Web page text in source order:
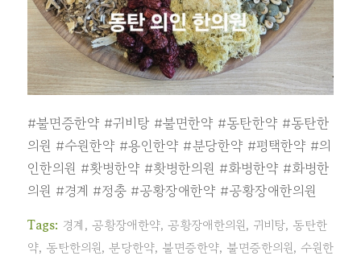
#불면증한약 #귀비탕 #불면한약 #동탄한약 #동탄한
의원 #수원한약 #용인한약 #분당한약 #평택한약 #의
인한의원 #홧병한약 #홧병한의원 #화병한약 #화병한
의원 #경계 #정충 #공황장애한약 #공황장애한의원
Tags: 경계, 공황장애한약, 공황장애한의원, 귀비탕, 동탄한
약, 동탄한의원, 분당한약, 불면증한약, 불면증한의원, 수원한